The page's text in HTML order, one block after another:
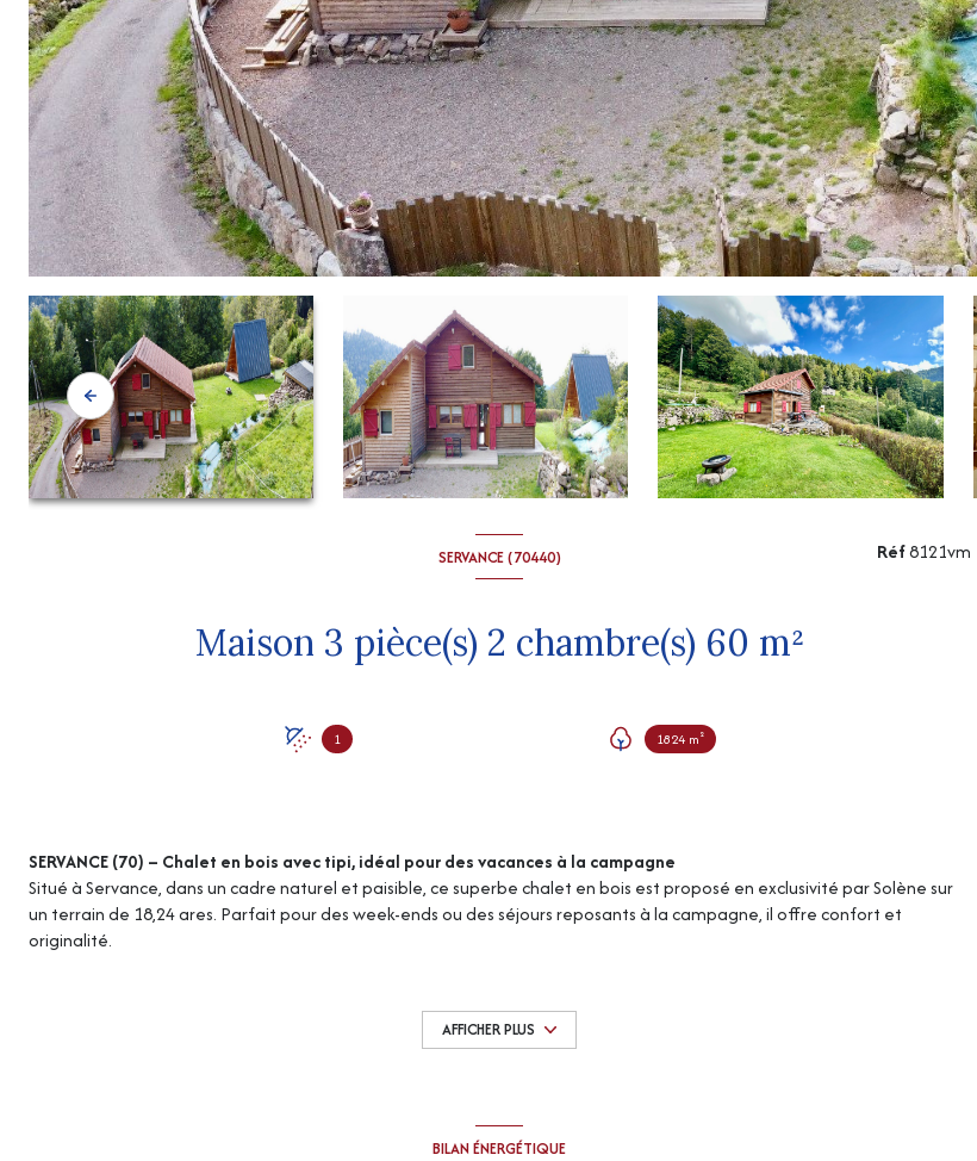
SERVANCE (70440)
Maison 3 pièce(s) 2 chambre(s) 60 m²
1 1824 m²
Réf8121vm
SERVANCE (70) – Chalet en bois avec tipi, idéal pour des vacances à la campagne
Situé à Servance, dans un cadre naturel et paisible, ce superbe chalet en bois est proposé en exclusivité par Solène sur
un terrain de 18,24 ares. Parfait pour des week-ends ou des séjours reposants à la campagne, il offre confort et
originalité.
AFFICHER PLUS
BILAN ÉNERGÉTIQUE